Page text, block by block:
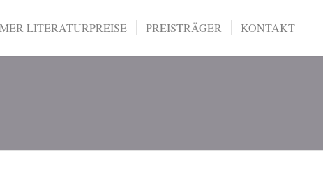
LITERATURPREISE PREISTRÄGER KONTAKT